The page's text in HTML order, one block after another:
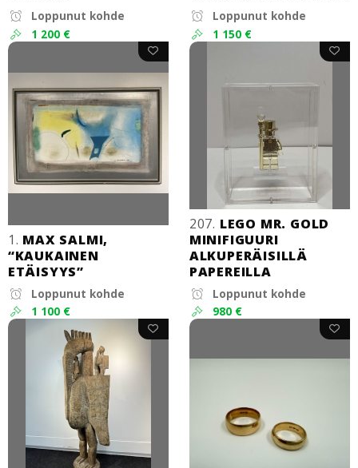
Loppunut kohde
1 200 €
Loppunut kohde
1 150 €
1. MAX SALMI,
“KAUKAINEN
ETÄISYYS”
Loppunut kohde
1 100 €
207. LEGO MR. GOLD
MINIFIGUURI
ALKUPERÄISILLÄ
PAPEREILLA
Loppunut kohde
980 €